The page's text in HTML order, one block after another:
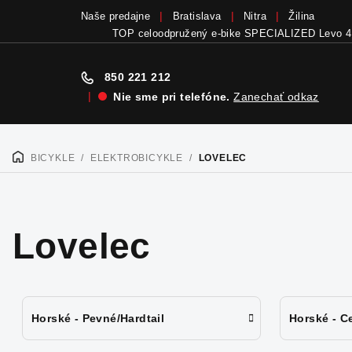
na
obsah
Naše predajne Bratislava Nitra Žilina
TOP celoodpružený e-bike SPECIALIZED Levo 4
850 221 212
|
Nie sme pri telefóne.Zanechať odkaz
DOMOVBICYKLE / ELEKTROBICYKLE / LOVELEC
Lovelec
Horské - Pevné/Hardtail Horské -